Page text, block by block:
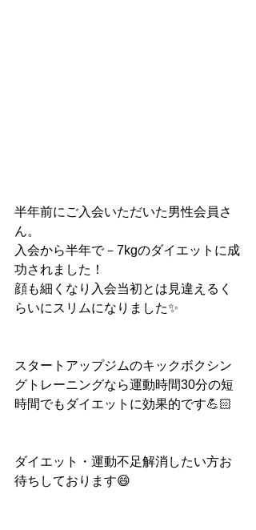
半年前にご入会いただいた男性会員さ
ん。
入会から半年で－7kgのダイエットに成
功されました！
顔も細くなり入会当初とは見違えるく
らいにスリムになりました✨
スタートアップジムのキックボクシン
グトレーニングなら運動時間30分の短
時間でもダイエットに効果的です💪🏻
ダイエット・運動不足解消したい方お
待ちしております😄